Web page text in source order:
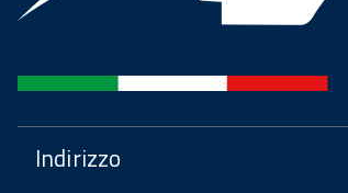
Indirizzo